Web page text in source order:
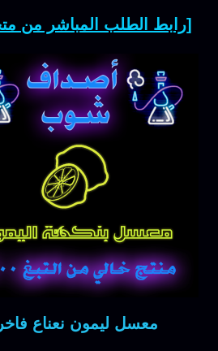
[رابط الطلب المباشر من
معسل ليمون نعناع فاخر